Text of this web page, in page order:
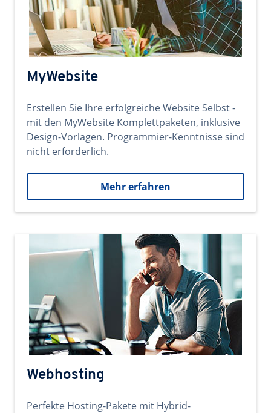
MyWebsite
Erstellen Sie Ihre erfolgreiche Website Selbst -
mit den MyWebsite Komplettpaketen, inklusive
Design-Vorlagen. Programmier-Kenntnisse sind
nicht erforderlich.
Mehr erfahren
Webhosting
Perfekte Hosting-Pakete mit Hybrid-